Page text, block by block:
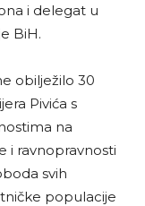
i delegat u
BiH.
obilježilo 30
Pivića s
na
i ravnopravnosti
svih
populacije